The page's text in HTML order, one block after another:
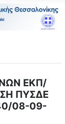
ΕΚΠ/
ΠΥΣΔΕ
08-09-